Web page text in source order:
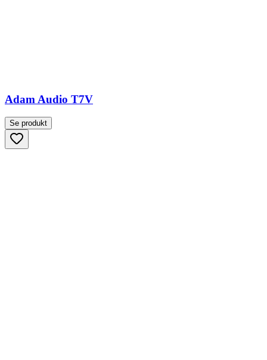
Adam Audio T7V
Se produkt